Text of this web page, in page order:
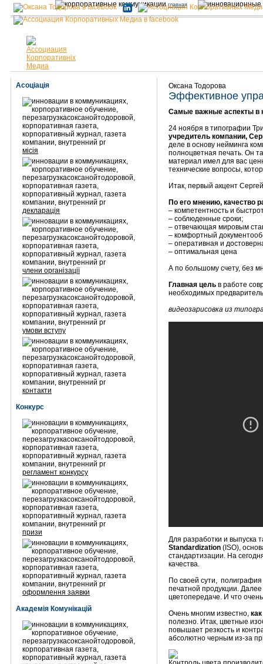
главная
Асоціація
місія
декларація
члени організації
умови вступу
контакти
Конкурс
регламент конкурсу
призи
оформлення заявки
Академія Комунікацій
Оксана Тодорова
Эффективное
Самые важные аспекты в
24 ноября в типографии
учредитель компании,
деле в основу нейминга
полноцветная печать. Он
материал имел для вас
технические вопросы,
Итак, первый акцент
По его мнению, качество
– компетентность и
– соблюденные сроки;
– отвечающая мировым
– комфортный
– оперативная и
– оптимальная цена
А по большому счету, без
Главная цель в работе
необходимых
видеозарисовка из
Для разработки и выпуска
Standardization (ISO),
стандартизации. На
качества.
По своей сути,
печатной продукции.
цветопередаче. И что
Очень многим известно,
полезно. Итак, цветные
повышает резкость и
абсолютно черным из-за